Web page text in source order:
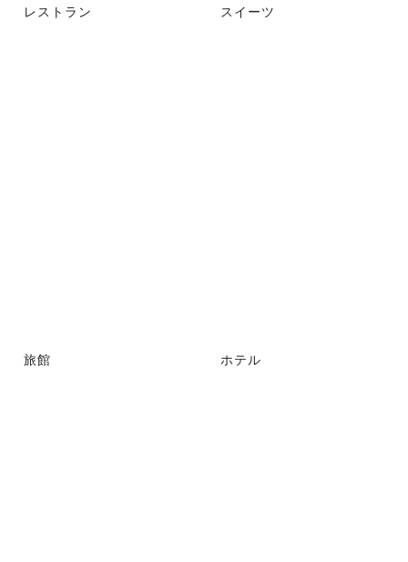
レストラン スイーツ
旅館 ホテル